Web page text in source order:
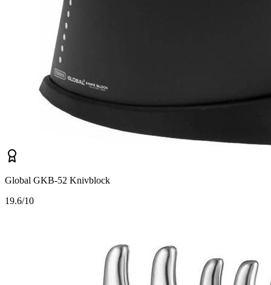
Global GKB-52 Knivblock
19.6/10